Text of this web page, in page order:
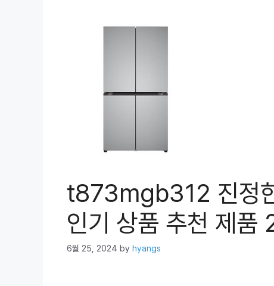
t873mgb312 진정
인기 상품 추천 제품
6월 25, 2024 by hyangs